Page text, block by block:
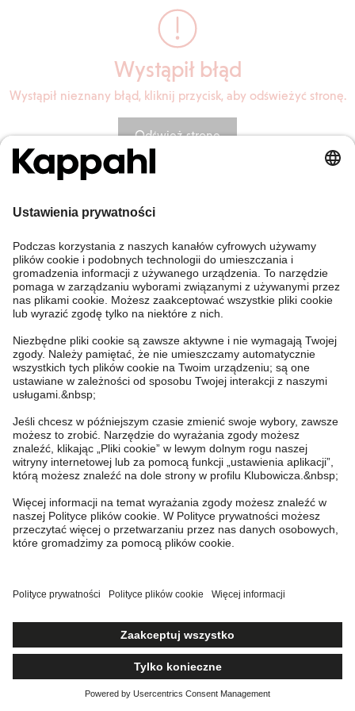
Wystąpił błąd
Wystąpił nieznany błąd, kliknij przycisk, aby odświeżyć stronę.
Odśwież stronę